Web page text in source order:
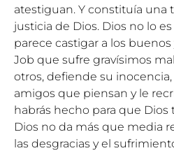
atestiguan. Y constituía una
justicia de Dios. Dios no lo
parece castigar a los
Job que sufre gravísimos
otros, defiende su
amigos que piensan y le
habrás hecho para que Dios
Dios no da más que media
las desgracias y el